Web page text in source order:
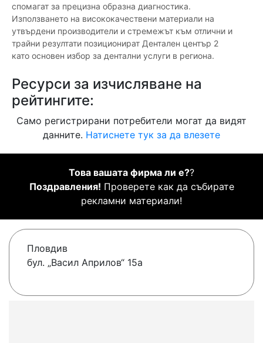
спомагат за прецизна образна диагностика.
Използването на висококачествени материали на
утвърдени производители и стремежът към отлични и
трайни резултати позиционират Дентален център 2
като основен избор за дентални услуги в региона.
Ресурси за изчисляване на
рейтингите:
Само регистрирани потребители могат да видят
данните. Натиснете тук за да влезете
Това вашата фирма ли е??
Поздравления! Проверете как да събирате
рекламни материали!
Пловдив
бул. „Васил Априлов“ 15a